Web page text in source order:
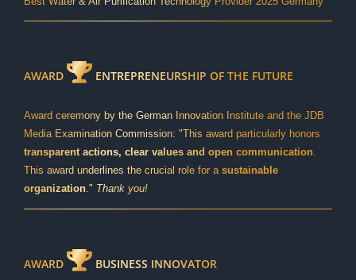
AWARD ENTREPRENEURSHIP OF THE FUTURE
Award ceremony by the German Innovation Institute and the JDB
Media Examination Commission: "This award particularly honors
transparent actions, clear values and open communication.
This award underlines the crucial role for a sustainable
organization." Thank you!
AWARD BUSINESS INNOVATOR